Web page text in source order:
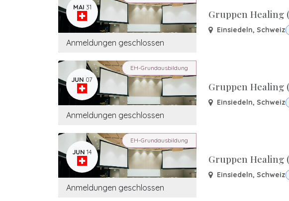
MAI 31
Anmeldungen geschlossen
Gruppen Healing
Einsiedeln, Schweiz
JUN 07
Anmeldungen geschlossen
Gruppen Healing
Einsiedeln, Schweiz
EH-Grundausbildung
JUN 14
Anmeldungen geschlossen
Gruppen Healing
Einsiedeln, Schweiz
EH-Grundausbildung